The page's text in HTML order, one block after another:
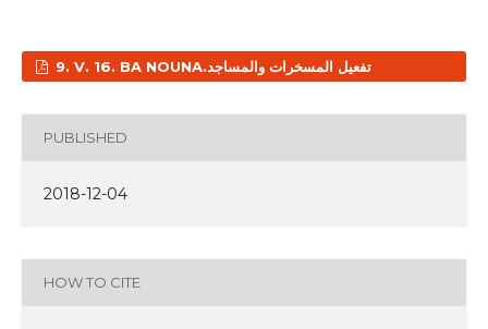
9. V. 16. BA NOUNA.تفعيل المسخرات والمساجد
PUBLISHED
2018-12-04
HOW TO CITE